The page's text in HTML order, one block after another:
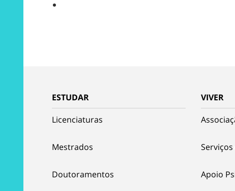
ESTUDAR
Licenciaturas
Mestrados
Doutoramentos
VIVER
Serviços
Apoio